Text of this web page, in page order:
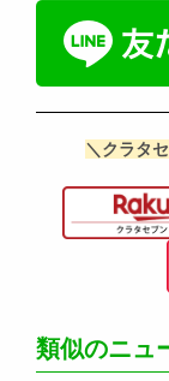
＼クラタ
類似のニュ